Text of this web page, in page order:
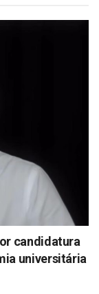
candidatura
universitária